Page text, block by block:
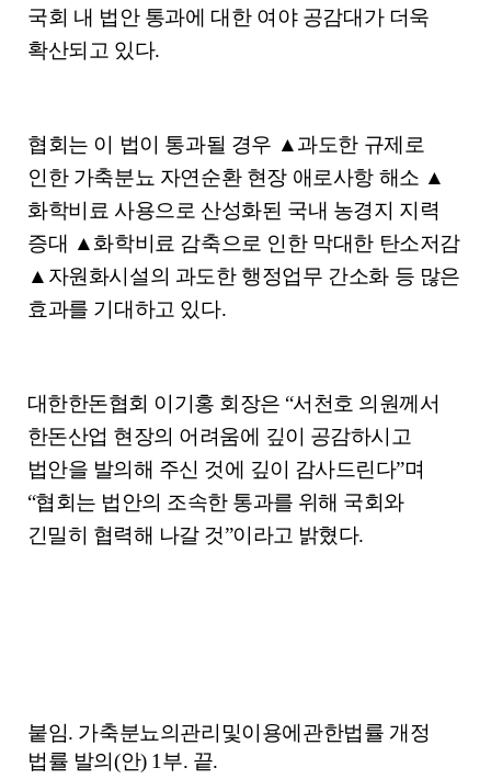
국회 내 법안 통과에 대한 여야 공감대가 더욱
확산되고 있다.
협회는 이 법이 통과될 경우 ▲과도한 규제로
인한 가축분뇨 자연순환 현장 애로사항 해소 ▲
화학비료 사용으로 산성화된 국내 농경지 지력
증대 ▲화학비료 감축으로 인한 막대한 탄소저감
▲ 자원화시설의 과도한 행정업무 간소화 등 많은
효과를 기대하고 있다.
대한한돈협회 이기홍 회장은 “서천호 의원께서
한돈산업 현장의 어려움에 깊이 공감하시고
법안을 발의해 주신 것에 깊이 감사드린다”며
“협회는 법안의 조속한 통과를 위해 국회와
긴밀히 협력해 나갈 것”이라고 밝혔다.
붙임. 가축분뇨의관리및이용에관한법률 개정
법률 발의 (안) 1부. 끝.